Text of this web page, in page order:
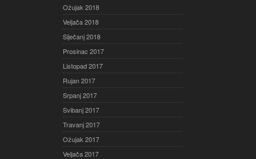
Ožujak 2018
Veljača 2018
Siječanj 2018
Prosinac 2017
Listopad 2017
Rujan 2017
Srpanj 2017
Svibanj 2017
Travanj 2017
Ožujak 2017
Veljača 2017